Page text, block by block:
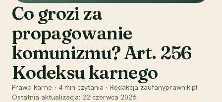
Co grozi za
propagowanie
komunizmu? Art. 256
Kodeksu karnego
Prawo karne · 4 min czytania · Redakcja zaufanyprawnik.pl
Ostatnia aktualizacja: 22 czerwca 2026